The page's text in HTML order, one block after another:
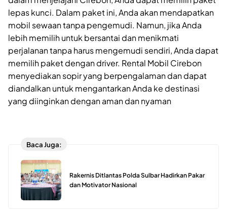
lepas kunci. Dalam paket ini, Anda akan mendapatkan
mobil sewaan tanpa pengemudi. Namun, jika Anda
lebih memilih untuk bersantai dan menikmati
perjalanan tanpa harus mengemudi sendiri, Anda dapat
memilih paket dengan driver. Rental Mobil Cirebon
menyediakan sopir yang berpengalaman dan dapat
diandalkan untuk mengantarkan Anda ke destinasi
yang diinginkan dengan aman dan nyaman
Baca Juga:
Rakernis Ditlantas Polda Sulbar Hadirkan Pakar
dan Motivator Nasional